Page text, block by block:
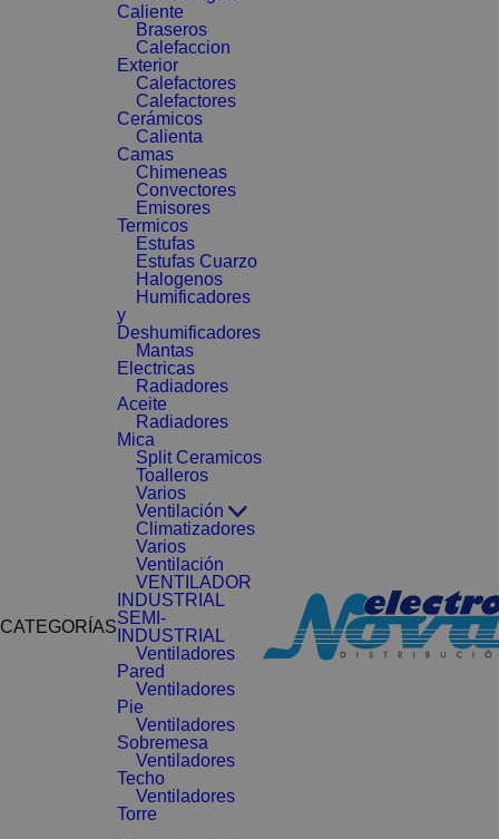
CATEGORÍAS
Caliente
Braseros
Calefaccion
Exterior
Calefactores
Calefactores
Cerámicos
Calienta
Camas
Chimeneas
Convectores
Emisores
Termicos
Estufas
Estufas Cuarzo
Halogenos
Humificadores
y
Deshumificadores
Mantas
Electricas
Radiadores
Aceite
Radiadores
Mica
Split Ceramicos
Toalleros
Varios
Ventilación
Climatizadores
Varios
Ventilación
VENTILADOR
INDUSTRIAL
SEMI-
INDUSTRIAL
Ventiladores
Pared
Ventiladores
Pie
Ventiladores
Sobremesa
Ventiladores
Techo
Ventiladores
Torre